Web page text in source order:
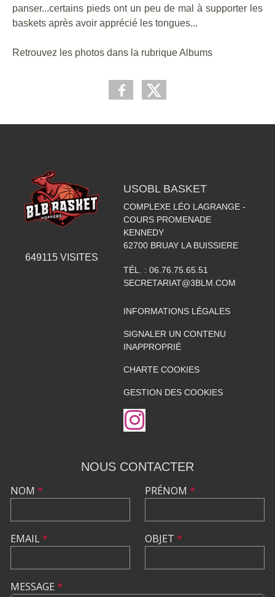
panser...certains pieds ont un peu de mal à supporter les
baskets après avoir apprécié les tongues...
Retrouvez les photos dans la rubrique Albums
649115VISITES
USOBL BASKET
COMPLEXE LÉO LAGRANGE -
COURS PROMENADE
KENNEDY
62700 BRUAY LA BUISSIERE
TÉL. : 06.76.75.65.51
SECRETARIAT@3BLM.COM
INFORMATIONS LÉGALES
SIGNALER UN CONTENU
INAPPROPRIÉ
CHARTE COOKIES
GESTION DES COOKIES
NOUS CONTACTER
NOM *
EMAIL*
PRÉNOM *
OBJET *
MESSAGE *